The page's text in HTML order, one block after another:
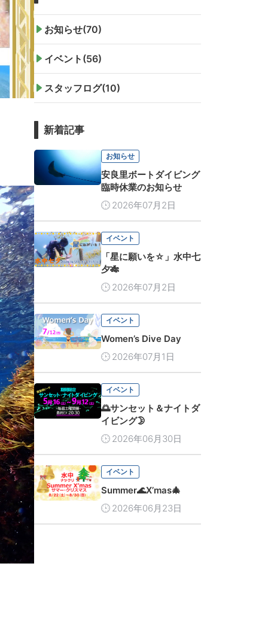
お知らせ(70)
イベント(56)
スタッフログ(10)
新着記事
お知らせ
安良里ボートダイビング
臨時休業のお知らせ
2026年07月2日
イベント
「星に願いを☆」水中七
夕🎋
2026年07月2日
イベント
Women’s Dive Day
2026年07月1日
イベント
🌅サンセット＆ナイトダ
イビング🌛
2026年06月30日
イベント
Summer🌊X’mas🎄
2026年06月23日